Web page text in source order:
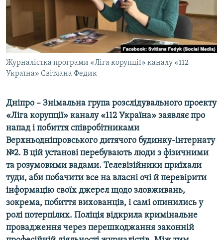
ПОДКАСТИ
КРИМ РЕАЛІЇ
РУС
УКР
ДОЛУЧАЙСЯ!
Усі сайти RFE/RL
Журналістка програми «Ліга корупції» каналу «112
Україна» Світлана Федик
Дніпро – Знімальна група розслідувального проекту
«Ліга корупції» каналу «112 Україна» заявляє про
напад і побиття співробітниками
Верхньодніпровського дитячого будинку-інтернату
№2. В цій установі перебувають люди з фізичними
та розумовими вадами. Телевізійники приїхали
туди, аби побачити все на власні очі й перевірити
інформацію своїх джерел щодо зловживань,
зокрема, побиття вихованців, і самі опинились у
ролі потерпілих. Поліція відкрила кримінальне
провадження через перешкоджання законній